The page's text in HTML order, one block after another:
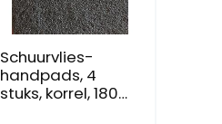
Schuurvlies-
handpads, 4
stuks, korrel, 180-